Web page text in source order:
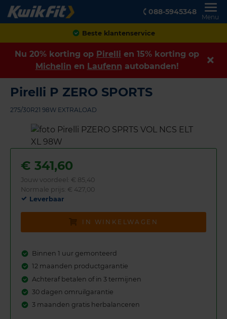
088-5945348
Menu
Achteraf betalen
Nu 20% korting op Pirelli en 15% korting op
Michelin en Laufenn autobanden!
Pirelli P ZERO SPORTS
275/30R21 98W EXTRALOAD
€ 341,60
Jouw voordeel: € 85,40
Normale prijs: € 427,00
Leverbaar
IN WINKELWAGEN
Binnen 1 uur gemonteerd
12 maanden productgarantie
Achteraf betalen of in 3 termijnen
30 dagen omruilgarantie
3 maanden gratis herbalanceren